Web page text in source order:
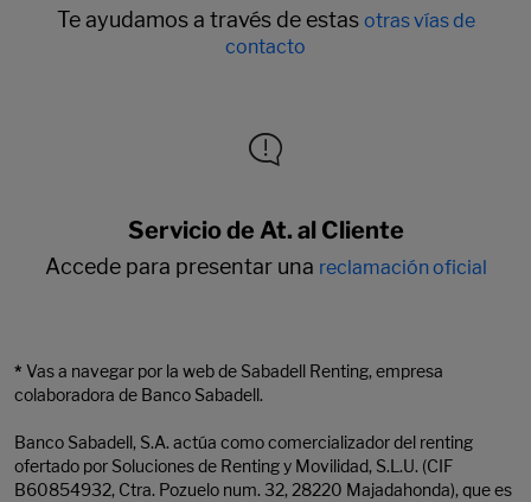
Te ayudamos a través de estas otras vías de
contacto
Servicio de At. al Cliente
Accede para presentar una reclamación oficial
* Vas a navegar por la web de Sabadell Renting, empresa
colaboradora de Banco Sabadell.
Banco Sabadell, S.A. actúa como comercializador del renting
ofertado por Soluciones de Renting y Movilidad, S.L.U. (CIF
B60854932, Ctra. Pozuelo num. 32, 28220 Majadahonda), que es